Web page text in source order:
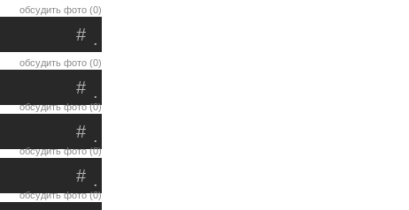
обсудить фото (0)
.
#
обсудить фото (0)
.
#
обсудить фото (0)
.
#
обсудить фото (0)
.
#
обсудить фото (0)